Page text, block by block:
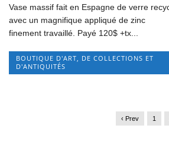
Vase massif fait en Espagne de verre
avec un magnifique appliqué de zinc
finement travaillé. Payé 120$ +tx...
BOUTIQUE D'ART, DE COLLECTIONS ET
D'ANTIQUITÉS
‹ Prev 1